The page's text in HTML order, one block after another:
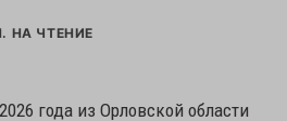
НА ЧТЕНИЕ
года из Орловской области